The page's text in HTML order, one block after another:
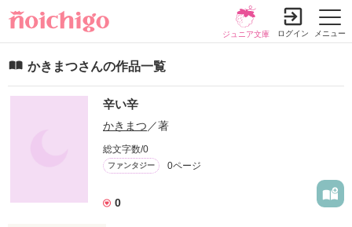
メニュー
ジュニア文庫 ログイン
かきまつさんの作品一覧
辛い辛
かきまつ ／著
総文字数/0
ファンタジー 0ページ
0